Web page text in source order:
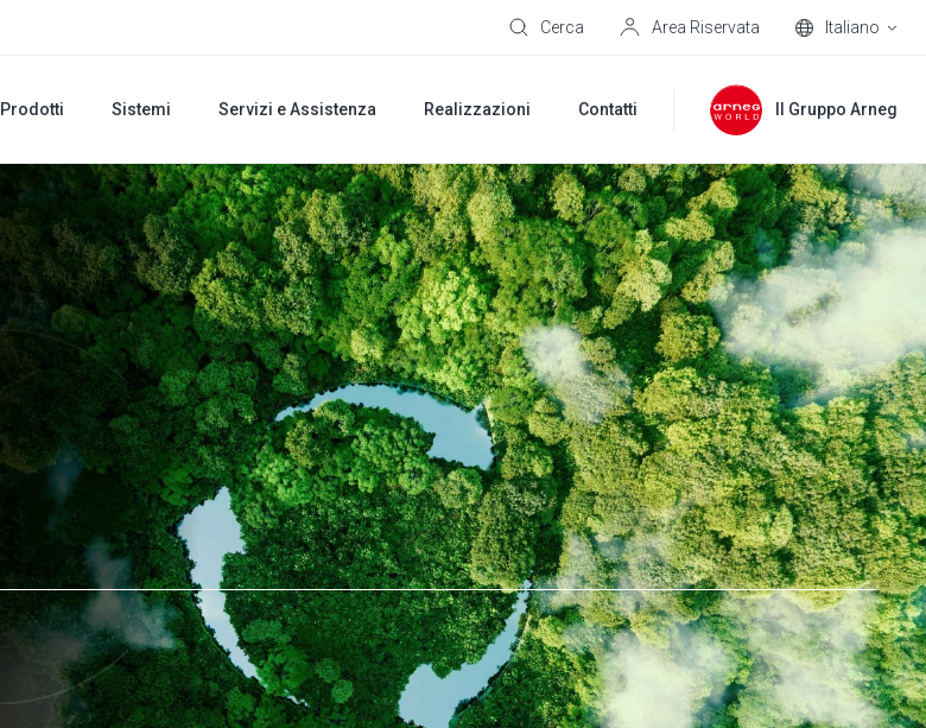
Cerca Area Riservata Italiano
Prodotti Sistemi Servizi e Assistenza Realizzazioni Contatti Il Gruppo Arneg